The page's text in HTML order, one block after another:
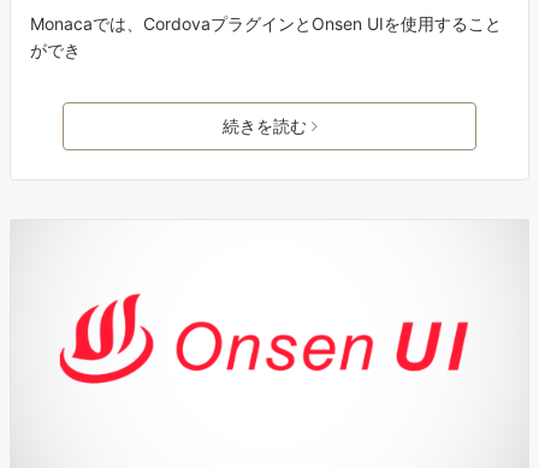
Monacaでは、CordovaプラグインとOnsen UIを使用すること
ができ
続きを読む